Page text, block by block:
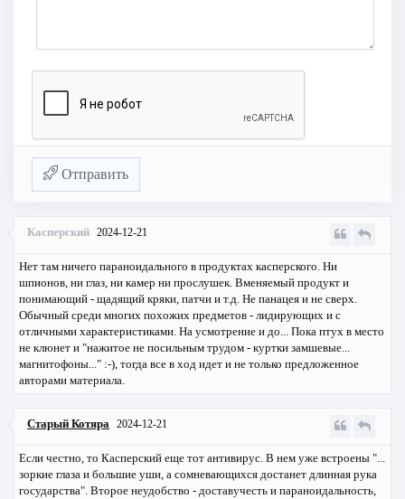
Отправить
Касперский 2024-12-21
Нет там ничего параноидального в продуктах касперского. Ни
шпионов, ни глаз, ни камер ни прослушек. Вменяемый продукт и
понимающий - щадящий кряки, патчи и т.д. Не панацея и не сверх.
Обычный среди многих похожих предметов - лидирующих и с
отличными характеристиками. На усмотрение и до... Пока птух в место
не клюнет и "нажитое не посильным трудом - куртки замшевые...
магнитофоны..." :-), тогда все в ход идет и не только предложенное
авторами материала.
Старый Котяра 2024-12-21
Если честно, то Касперский еще тот антивирус. В нем уже встроены "...
зоркие глаза и большие уши, а сомневающихся достанет длинная рука
государства". Второе неудобство - доставучесть и параноидальность,